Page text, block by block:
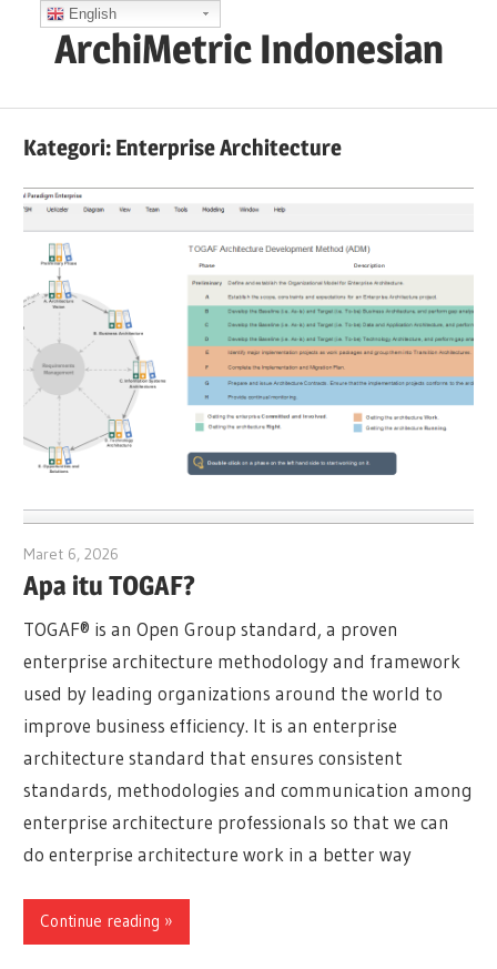
ArchiMetric Indonesian
Ops,
Scrum,
and
More
Kategori: Enterprise Architecture
Maret 6, 2026
Apa itu TOGAF?
TOGAF® is an Open Group standard, a proven
enterprise architecture methodology and framework
used by leading organizations around the world to
improve business efficiency. It is an enterprise
architecture standard that ensures consistent
standards, methodologies and communication among
enterprise architecture professionals so that we can
do enterprise architecture work in a better way
Continue reading
English